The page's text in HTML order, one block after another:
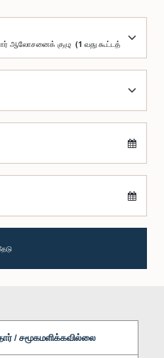
/ சமூகமளிக்கவில்லை